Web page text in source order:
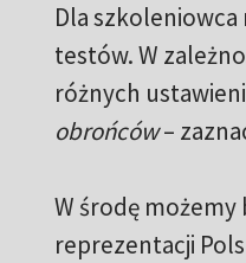
Dla
testów. W
różnych
obrońców–
W środę
reprezentacji